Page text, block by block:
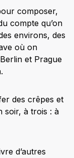
composer,
compte qu’on
environs, des
où on
et Prague
des crêpes et
soir, à trois : à
d’autres